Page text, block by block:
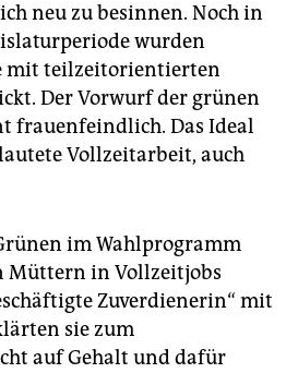
neu zu besinnen. Noch in
wurden
mit teilzeitorientierten
Der Vorwurf der grünen
frauenfeindlich. Das Ideal
Vollzeitarbeit, auch
im Wahlprogramm
Müttern in Vollzeitjobs
Zuverdienerin“ mit
sie zum
auf Gehalt und dafür